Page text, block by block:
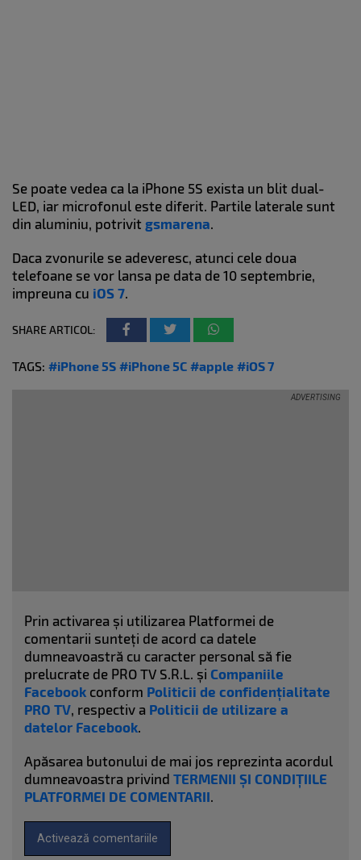
Se poate vedea ca la iPhone 5S exista un blit dual-
LED, iar microfonul este diferit. Partile laterale sunt
din aluminiu, potrivit gsmarena.
Daca zvonurile se adeveresc, atunci cele doua
telefoane se vor lansa pe data de 10 septembrie,
impreuna cu iOS 7.
SHARE ARTICOL:
TAGS: #iPhone 5S #iPhone 5C #apple #iOS 7
Prin activarea și utilizarea Platformei de
comentarii sunteți de acord ca datele
dumneavoastră cu caracter personal să fie
prelucrate de PRO TV S.R.L. și Companiile
Facebook conform Politicii de confidențialitate
PRO TV, respectiv a Politicii de utilizare a
datelor Facebook.
Apăsarea butonului de mai jos reprezinta acordul
dumneavoastra privind TERMENII ȘI CONDIȚIILE
PLATFORMEI DE COMENTARII.
Activează comentariile